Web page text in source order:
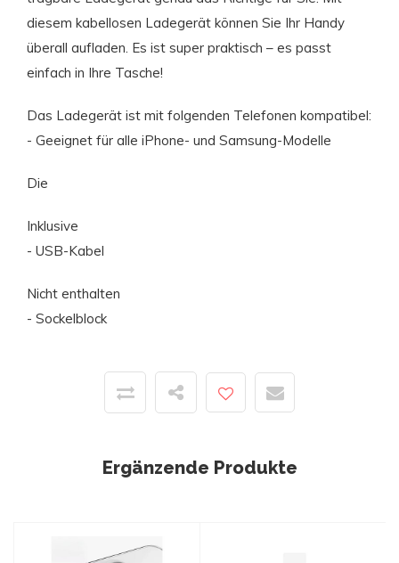
diesem kabellosen Ladegerät können Sie Ihr Handy
überall aufladen. Es ist super praktisch – es passt
einfach in Ihre Tasche!
Das Ladegerät ist mit folgenden Telefonen kompatibel:
- Geeignet für alle iPhone- und Samsung-Modelle
Die
Inklusive
- USB-Kabel
Nicht enthalten
- Sockelblock
Ergänzende Produkte